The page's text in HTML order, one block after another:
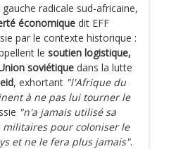
radicale sud-africaine,
économique dit EFF
par le contexte historique :
le soutien logistique,
soviétique dans la lutte
, exhortant "l'Afrique du
à ne pas lui tourner le
"n'a jamais utilisé sa
militaires pour coloniser le
et ne le fera plus jamais".